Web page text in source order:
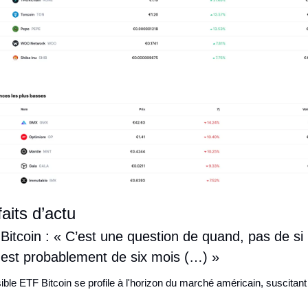
d’actu
Bitcoin : « C’est une question de quand, pas de
probablement de six mois (…) »
ETF Bitcoin se profile à l'horizon du marché américain, suscitant